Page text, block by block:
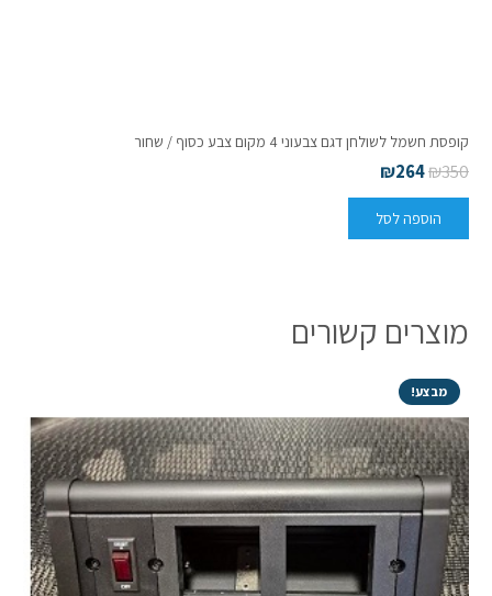
קופסת חשמל לשולחן דגם צבעוני 4 מקום צבע כסוף / שחור
₪350
₪264
הוספה לסל
מוצרים קשורים
מבצע!